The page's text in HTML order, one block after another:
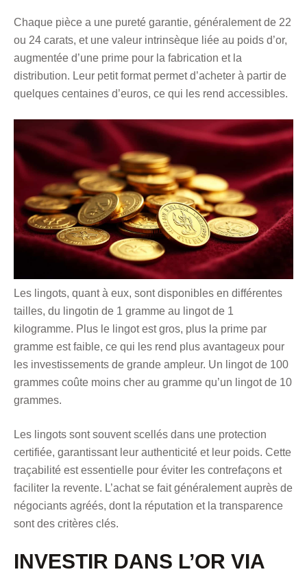
Chaque pièce a une pureté garantie, généralement de 22
ou 24 carats, et une valeur intrinsèque liée au poids d’or,
augmentée d’une prime pour la fabrication et la
distribution. Leur petit format permet d’acheter à partir de
quelques centaines d’euros, ce qui les rend accessibles.
Les lingots, quant à eux, sont disponibles en différentes
tailles, du lingotin de 1 gramme au lingot de 1
kilogramme. Plus le lingot est gros, plus la prime par
gramme est faible, ce qui les rend plus avantageux pour
les investissements de grande ampleur. Un lingot de 100
grammes coûte moins cher au gramme qu’un lingot de 10
grammes.
Les lingots sont souvent scellés dans une protection
certifiée, garantissant leur authenticité et leur poids. Cette
traçabilité est essentielle pour éviter les contrefaçons et
faciliter la revente. L’achat se fait généralement auprès de
négociants agréés, dont la réputation et la transparence
sont des critères clés.
INVESTIR DANS L’OR VIA